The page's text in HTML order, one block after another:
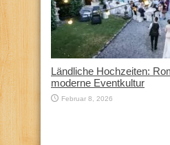
Ländliche Hochzeiten:
moderne Eventkultur
Februar 8, 2026